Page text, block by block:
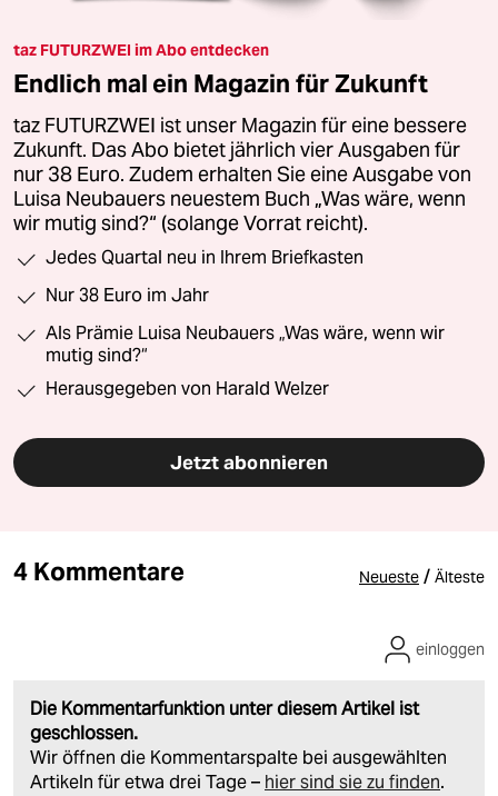
taz FUTURZWEI im Abo entdecken
Endlich mal ein Magazin für Zukunft
taz FUTURZWEI ist unser Magazin für eine bessere
Zukunft. Das Abo bietet jährlich vier Ausgaben für
nur 38 Euro. Zudem erhalten Sie eine Ausgabe von
Luisa Neubauers neuestem Buch „Was wäre, wenn
wir mutig sind?“ (solange Vorrat reicht).
Jedes Quartal neu in Ihrem Briefkasten
Nur 38 Euro im Jahr
Als Prämie Luisa Neubauers „Was wäre, wenn wir
mutig sind?“
Herausgegeben von Harald Welzer
Jetzt abonnieren
4 Kommentare Neueste / Älteste
Die Kommentarfunktion unter diesem Artikel ist
geschlossen.
Wir öffnen die Kommentarspalte bei ausgewählten
Artikeln für etwa drei Tage – hier sind sie zu finden.
einloggen